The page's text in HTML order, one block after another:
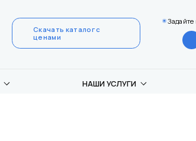
Скачать каталог с
ценами
Задайте
НАШИ УСЛУГИ